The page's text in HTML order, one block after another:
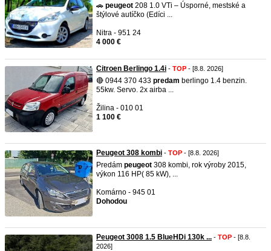
🚗 peugeot 208 1.0 VTi – Úsporné, mestské a
štýlové autíčko (Edíci ...
Nitra - 951 24
4 000 €
Citroen Berlingo 1.4i - TOP - [8.8. 2026]
🔴 0944 370 433 predam berlingo 1.4 benzin.
55kw. Servo. 2x airba ...
Žilina - 010 01
1 100 €
Peugeot 308 kombi - TOP - [8.8. 2026]
Predám peugeot 308 kombi, rok výroby 2015,
výkon 116 HP( 85 kW), ...
Komárno - 945 01
Dohodou
Peugeot 3008 1.5 BlueHDi 130k ... - TOP - [8.8.
2026]